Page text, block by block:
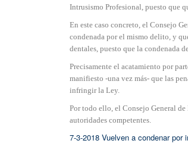
Intrusismo Profesional, puesto que
En este caso concreto, el Consejo
condenada por el mismo delito, y
dentales, puesto que la condenada
Precisamente el acatamiento por
manifiesto -una vez más- que las
infringir la Ley.
Por todo ello, el Consejo General
autoridades competentes.
7-3-2018 Vuelven a condenar